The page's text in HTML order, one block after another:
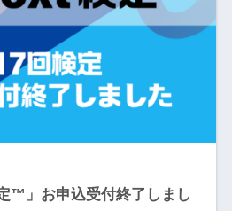
™」お申込受付終了しまし